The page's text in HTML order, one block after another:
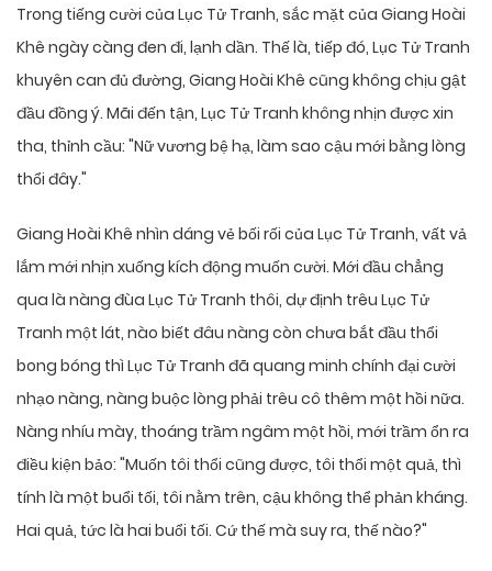
Trong tiếng cười của Lục Tử Tranh, sắc mặt của Giang Hoài
Khê ngày càng đen đi, lạnh dần. Thế là, tiếp đó, Lục Tử Tranh
khuyên can đủ đường, Giang Hoài Khê cũng không chịu gật
đầu đồng ý. Mãi đến tận, Lục Tử Tranh không nhịn được xin
tha, thỉnh cầu: "Nữ vương bệ hạ, làm sao cậu mới bằng lòng
thổi đây."
Giang Hoài Khê nhìn dáng vẻ bối rối của Lục Tử Tranh, vất vả
lắm mới nhịn xuống kích động muốn cười. Mới đầu chẳng
qua là nàng đùa Lục Tử Tranh thôi, dự định trêu Lục Tử
Tranh một lát, nào biết đâu nàng còn chưa bắt đầu thổi
bong bóng thì Lục Tử Tranh đã quang minh chính đại cười
nhạo nàng, nàng buộc lòng phải trêu cô thêm một hồi nữa.
Nàng nhíu mày, thoáng trầm ngâm một hồi, mới trầm ổn ra
điều kiện bảo: "Muốn tôi thổi cũng được, tôi thổi một quả, thì
tính là một buổi tối, tôi nằm trên, cậu không thể phản kháng.
Hai quả, tức là hai buổi tối. Cứ thế mà suy ra, thế nào?"